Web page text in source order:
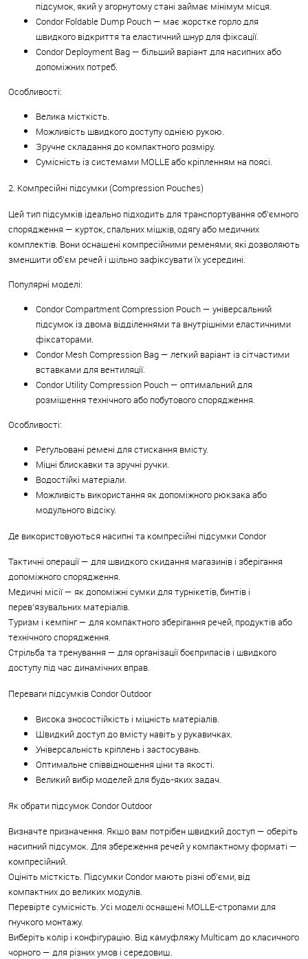
підсумок, який у згорнутому стані займає мінімум місця.
Condor Foldable Dump Pouch — має жорстке горло для
швидкого відкриття та еластичний шнур для фіксації.
Condor Deployment Bag — більший варіант для насипних або
допоміжних потреб.
Особливості:
Велика місткість.
Можливість швидкого доступу однією рукою.
Зручне складання до компактного розміру.
Сумісність із системами MOLLE або кріпленням на поясі.
2. Компресійні підсумки (Compression Pouches)
Цей тип підсумків ідеально підходить для транспортування об’ємного
спорядження — курток, спальних мішків, одягу або медичних
комплектів. Вони оснащені компресійними ременями, які дозволяють
зменшити об’єм речей і щільно зафіксувати їх усередині.
Популярні моделі:
Condor Compartment Compression Pouch — універсальний
підсумок із двома відділеннями та внутрішніми еластичними
фіксаторами.
Condor Mesh Compression Bag — легкий варіант із сітчастими
вставками для вентиляції.
Condor Utility Compression Pouch — оптимальний для
розміщення технічного або побутового спорядження.
Особливості:
Регульовані ремені для стискання вмісту.
Міцні блискавки та зручні ручки.
Водостійкі матеріали.
Можливість використання як допоміжного рюкзака або
модульного відсіку.
Де використовуються насипні та компресійні підсумки Condor
Тактичні операції — для швидкого скидання магазинів і зберігання
допоміжного спорядження.
Медичні місії — як допоміжні сумки для турнікетів, бинтів і
перев’язувальних матеріалів.
Туризм і кемпінг — для компактного зберігання речей, продуктів або
технічного спорядження.
Стрільба та тренування — для організації боєприпасів і швидкого
доступу під час динамічних вправ.
Переваги підсумків Condor Outdoor
Висока зносостійкість і міцність матеріалів.
Швидкий доступ до вмісту навіть у рукавичках.
Універсальність кріплень і застосувань.
Оптимальне співвідношення ціни та якості.
Великий вибір моделей для будь-яких задач.
Як обрати підсумок Condor Outdoor
Визначте призначення. Якщо вам потрібен швидкий доступ — оберіть
насипний підсумок. Для збереження речей у компактному форматі —
компресійний.
Оцініть місткість. Підсумки Condor мають різні об’єми, від
компактних до великих модулів.
Перевірте сумісність. Усі моделі оснащені MOLLE-стропами для
гнучкого монтажу.
Виберіть колір і конфігурацію. Від камуфляжу Multicam до класичного
чорного — для різних умов і середовищ.